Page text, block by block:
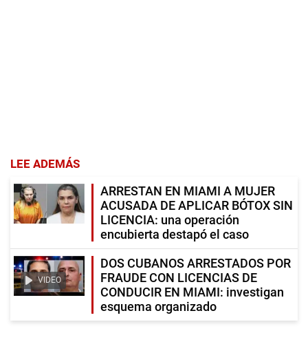
LEE ADEMÁS
ARRESTAN EN MIAMI A MUJER
ACUSADA DE APLICAR BÓTOX SIN
LICENCIA: una operación
encubierta destapó el caso
VIDEO
DOS CUBANOS ARRESTADOS POR
FRAUDE CON LICENCIAS DE
CONDUCIR EN MIAMI: investigan
esquema organizado